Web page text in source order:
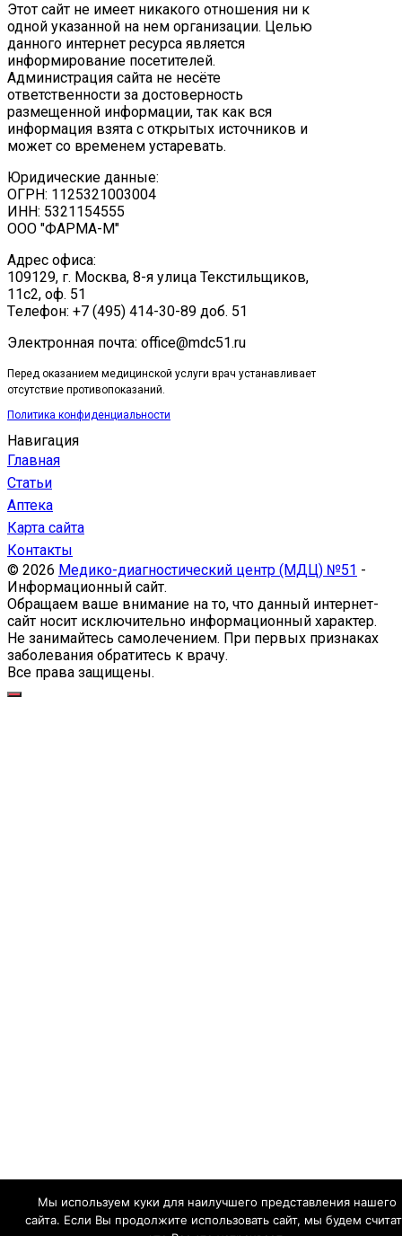
Этот сайт не имеет никакого отношения ни к
одной указанной на нем организации. Целью
данного интернет ресурса является
информирование посетителей.
Администрация сайта не несёте
ответственности за достоверность
размещенной информации, так как вся
информация взята с открытых источников и
может со временем устаревать.
Юридические данные:
ОГРН: 1125321003004
ИНН: 5321154555
ООО "ФАРМА-М"
Адрес офиса:
109129, г. Москва, ​8-я улица Текстильщиков,
11с2, оф. 51
Tелефон: +7 (495) 414-30-89 доб. 51
Электронная почта: office@mdc51.ru
Перед оказанием медицинской услуги врач устанавливает
отсутствие противопоказаний.
Политика конфиденциальности
Навигация
Главная
Статьи
Аптека
Карта сайта
Контакты
© 2026 Медико-диагностический центр (МДЦ) №51 -
Информационный сайт.
Обращаем ваше внимание на то, что данный интернет-
сайт носит исключительно информационный характер.
Не занимайтесь самолечением. При первых признаках
заболевания обратитесь к врачу.
Все права защищены.
Мы используем куки для наилучшего представления нашего
сайта. Если Вы продолжите использовать сайт, мы будем